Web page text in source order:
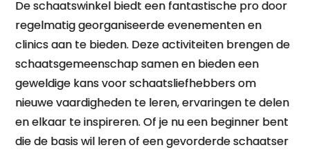
De schaatswinkel biedt een fantastische pro door
regelmatig georganiseerde evenementen en
clinics aan te bieden. Deze activiteiten brengen de
schaatsgemeenschap samen en bieden een
geweldige kans voor schaatsliefhebbers om
nieuwe vaardigheden te leren, ervaringen te delen
en elkaar te inspireren. Of je nu een beginner bent
die de basis wil leren of een gevorderde schaatser